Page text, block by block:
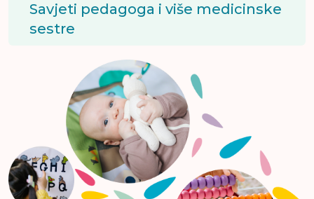
Savjeti pedagoga i više medicinske
sestre